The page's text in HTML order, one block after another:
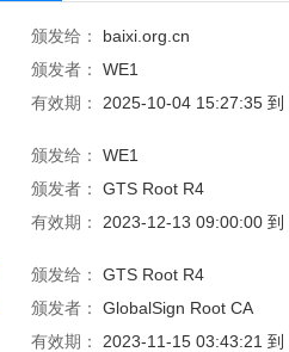
颁发给：
baixi.org.cn
颁发者：
WE1
有效期：
2025-10-04 15:27:35
颁发给：
WE1
颁发者：
GTS Root R4
有效期：
2023-12-13 09:00:00
颁发给：
GTS Root R4
颁发者：
GlobalSign Root CA
有效期：
2023-11-15 03:43:21